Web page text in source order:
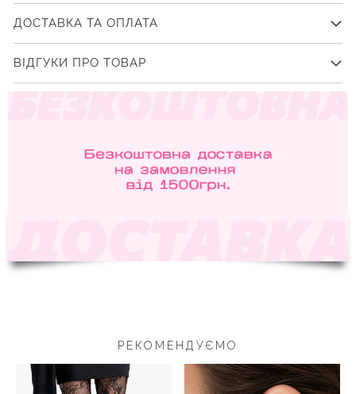
ДОСТАВКА ТА ОПЛАТА
ВІДГУКИ ПРО ТОВАР
РЕКОМЕНДУЄМО